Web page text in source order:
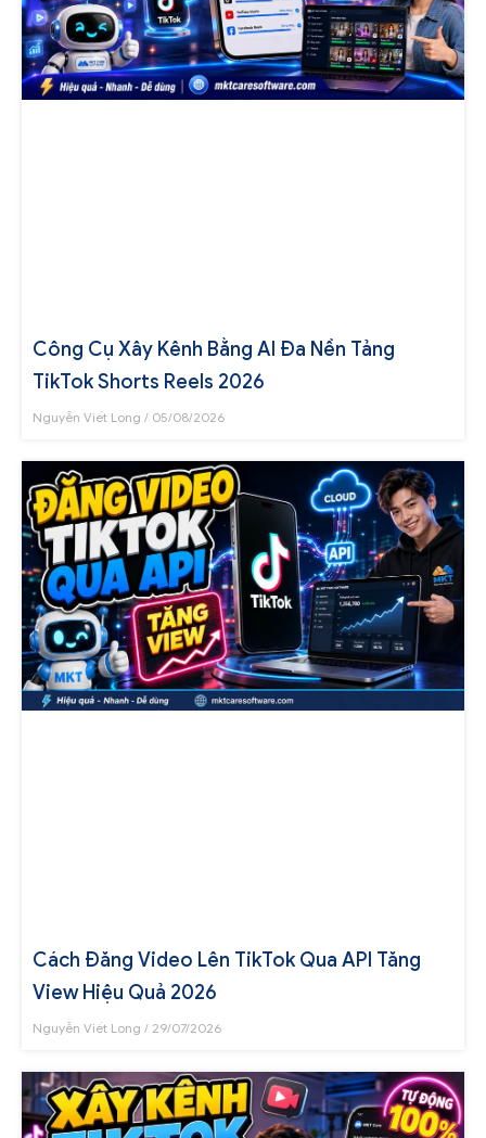
Công Cụ Xây Kênh Bằng AI Đa Nền Tảng
TikTok Shorts Reels 2026
Nguyễn Viết Long 05/08/2026
Cách Đăng Video Lên TikTok Qua API Tăng
View Hiệu Quả 2026
Nguyễn Viết Long 29/07/2026